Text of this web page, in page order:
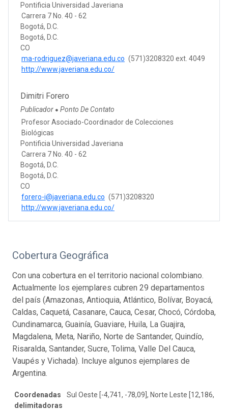
Pontificia Universidad Javeriana
Carrera 7 No. 40 - 62
Bogotá, D.C.
Bogotá, D.C.
CO
ma-rodriguez@javeriana.edu.co (571)3208320 ext. 4049
http://www.javeriana.edu.co/
Dimitri Forero
Publicador ● Ponto De Contato
Profesor Asociado-Coordinador de Colecciones
Biológicas
Pontificia Universidad Javeriana
Carrera 7 No. 40 - 62
Bogotá, D.C.
Bogotá, D.C.
CO
forero-i@javeriana.edu.co (571)3208320
http://www.javeriana.edu.co/
Cobertura Geográfica
Con una cobertura en el territorio nacional colombiano.
Actualmente los ejemplares cubren 29 departamentos
del país (Amazonas, Antioquia, Atlántico, Bolívar, Boyacá,
Caldas, Caquetá, Casanare, Cauca, Cesar, Chocó, Córdoba,
Cundinamarca, Guainía, Guaviare, Huila, La Guajira,
Magdalena, Meta, Nariño, Norte de Santander, Quindío,
Risaralda, Santander, Sucre, Tolima, Valle Del Cauca,
Vaupés y Vichada). Incluye algunos ejemplares de
Argentina.
Coordenadas
delimitadoras
Sul Oeste [-4,741, -78,09], Norte Leste [12,186, -